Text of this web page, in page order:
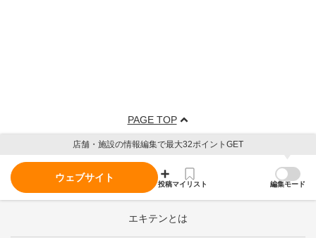
PAGE TOP
店舗・施設の情報編集で最大32ポイントGET
ウェブサイト
投稿マイリスト 編集モード
エキテンとは